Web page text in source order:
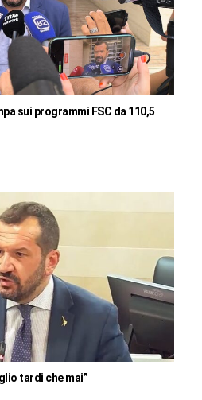
sui programmi FSC da 110,5
tardi che mai”